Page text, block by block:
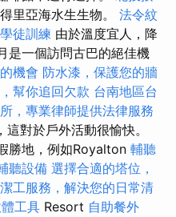
里亞海水生生物。 法令紋
徒訓練 由於溫度宜人，降
是一個訪問古巴的絕佳機
機會 防水漆，保護您的牆
幫你追回欠款 台南地區台
，專業律師提供法律服務
對於戶外活動很愉快。
勝地，例如Royalton 輔聽
聽設備 選擇合適的塔位，
工服務，解決您的日常清
工具 Resort 自助餐外